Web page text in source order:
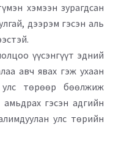
хэмээн зурагдсан
дээрэм гэсэн аль
үүсэнгүүт эдний
авч явах гэж ухаан
төрөөр бөөлжиж
гэсэн адгийн
улс төрийн